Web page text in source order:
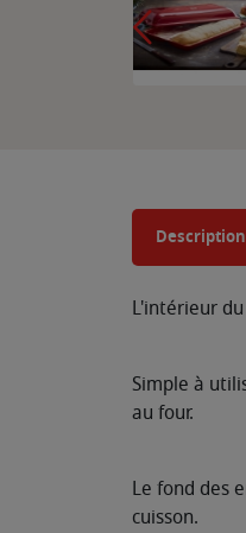
Description
L'intérieur
Simple à
au four.
Le fond des
cuisson.